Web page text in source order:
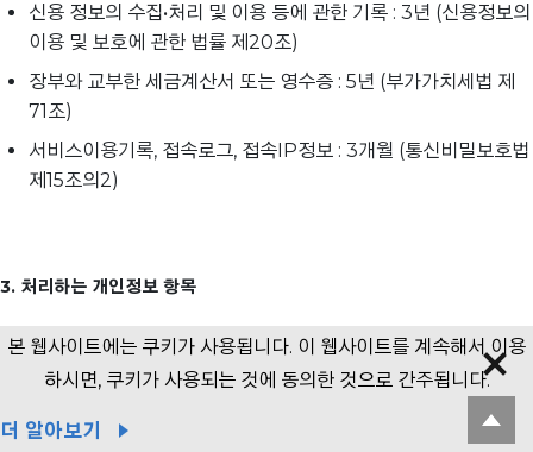
본 웹사이트에는 쿠키가 사용됩니다. 이 웹사이트를 계속해서 이용
하시면, 쿠키가 사용되는 것에 동의한 것으로 간주됩니다.
더 알아보기
신용 정보의 수집•처리 및 이용 등에 관한 기록 : 3년 (신용정보의
이용 및 보호에 관한 법률 제20조)
장부와 교부한 세금계산서 또는 영수증 : 5년 (부가가치세법 제
71조)
서비스이용기록, 접속로그, 접속IP정보 : 3개월 (통신비밀보호법
제15조의2)
3. 처리하는 개인정보 항목
회사는 다음의 개인정보 항목을 처리하고 있습니다.